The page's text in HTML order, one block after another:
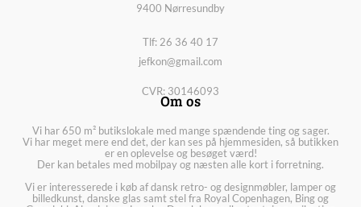
9400 Nørresundby
Tlf: 26 36 40 17
jefkon@gmail.com
CVR: 30146093
Om os
Vi har 650 m² butikslokale med mange spændende ting og sager.
Vi har meget mere end det, der kan ses på hjemmesiden, så butikken
er en oplevelse og besøget værd!
Der kan betales med mobilpay og næsten alle kort i forretning.
Vi er interesserede i køb af dansk retro- og designmøbler, lamper og
billedkunst, danske glas samt stel fra Royal Copenhagen, Bing og